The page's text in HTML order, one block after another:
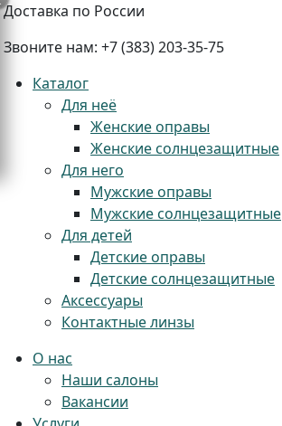
Доставка по России
Звоните нам: +7 (383) 203-35-75
Каталог
Для неё
Женские оправы
Женские солнцезащитные
Для него
Мужские оправы
Мужские солнцезащитные
Для детей
Детские оправы
Детские солнцезащитные
Аксессуары
Контактные линзы
О нас
Наши салоны
Вакансии